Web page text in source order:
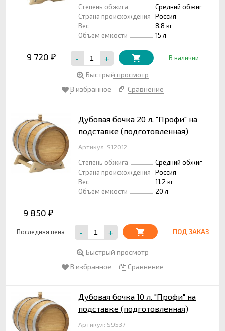
Степень обжига
Средний обжиг
Страна происхождения
Россия
Вес
8.8 кг
Объём ёмкости
15 л
9 720 ₽ - + В наличии
Быстрый просмотр
В избранное
Сравнение
Дубовая бочка 20 л. "Профи" на
подставке (подготовленная)
Артикул: S12012
Степень обжига
Средний обжиг
Страна происхождения
Россия
Вес
11.2 кг
Объём ёмкости
20 л
9 850 ₽
Последняя цена - + ПОД ЗАКАЗ
Быстрый просмотр
В избранное
Сравнение
Дубовая бочка 10 л. "Профи" на
подставке (подготовленная)
Артикул: S9537